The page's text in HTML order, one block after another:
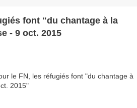
font "du chantage à la
- 9 oct. 2015